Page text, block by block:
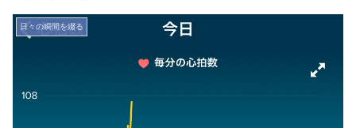
日々の瞬間を綴る